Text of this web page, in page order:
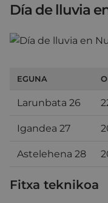
Día de lluvia
EGUNA
Larunbata 26
Igandea 27
Astelehena 28
Fitxa teknikoa